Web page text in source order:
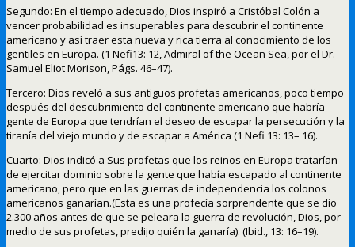
Segundo: En el tiempo adecuado, Dios inspiró a Cristóbal Colón a
vencer probabilidad es insuperables para descubrir el continente
americano y así traer esta nueva y rica tierra al conocimiento de los
gentiles en Europa. (1 Nefi13: 12, Admiral of the Ocean Sea, por el Dr.
Samuel Eliot Morison, Págs. 46–47).
Tercero: Dios reveló a sus antiguos profetas americanos, poco tiempo
después del descubrimiento del continente americano que habría
gente de Europa que tendrían el deseo de escapar la persecución y la
tiranía del viejo mundo y de escapar a América (1 Nefi 13: 13– 16).
Cuarto: Dios indicó a Sus profetas que los reinos en Europa tratarían
de ejercitar dominio sobre la gente que había escapado al continente
americano, pero que en las guerras de independencia los colonos
americanos ganarían.(Esta es una profecía sorprendente que se dio
2.300 años antes de que se peleara la guerra de revolución, Dios, por
medio de sus profetas, predijo quién la ganaría). (Ibid., 13: 16–19).